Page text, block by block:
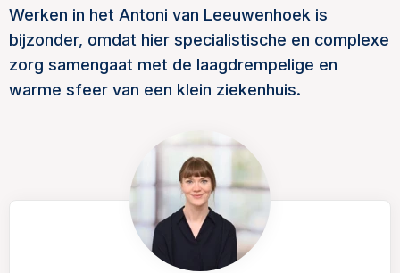
Werken in het Antoni van Leeuwenhoek is
bijzonder, omdat hier specialistische en complexe
zorg samengaat met de laagdrempelige en
warme sfeer van een klein ziekenhuis.